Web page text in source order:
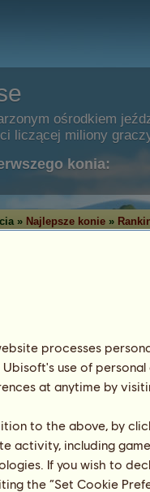
ośrodkiem
liczącej miliony
konia:
» Najlepsze konie »
pokazuje konie,
aktualizowany każdej
6 sierpnia 2026.
klasycznego
w wyścigu galopem
processes
use of personal
at anytime by
to the above, by
activity, including
If you wish to
the “Set Cookie